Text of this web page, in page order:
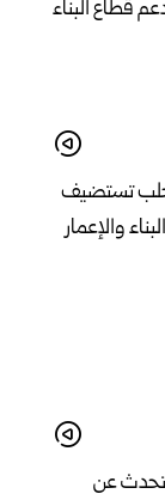
حلب تستضيف
تتحدث عن